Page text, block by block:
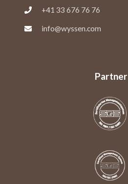
+41 33 676 76 76
info@wyssen.com
Partner